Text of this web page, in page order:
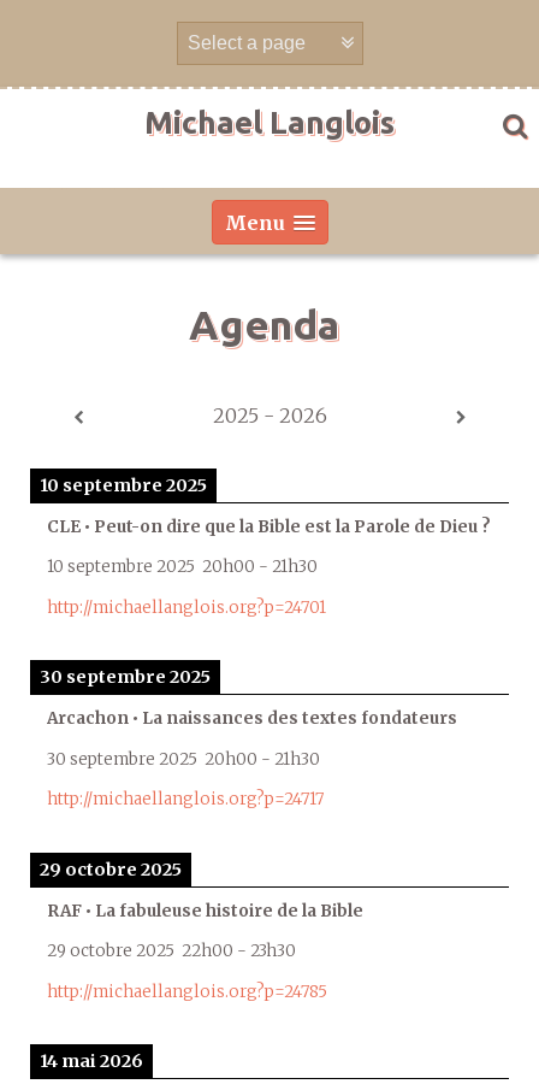
Michael Langlois
Menu
Agenda
2025 - 2026
10 septembre 2025
CLE • Peut-on dire que la Bible est la Parole de Dieu ?
10 septembre 2025 20h00 - 21h30
http://michaellanglois.org?p=24701
30 septembre 2025
Arcachon • La naissances des textes fondateurs
30 septembre 2025 20h00 - 21h30
http://michaellanglois.org?p=24717
29 octobre 2025
RAF • La fabuleuse histoire de la Bible
29 octobre 2025 22h00 - 23h30
http://michaellanglois.org?p=24785
14 mai 2026